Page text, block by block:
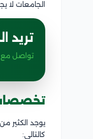
الجامعات لا
تريد
تواصل مع
يوجد الكثير
كالتالي: